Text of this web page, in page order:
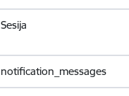
Sesija
notification_messages